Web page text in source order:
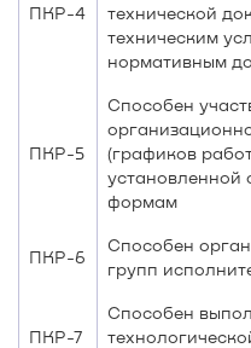
ПКР-4
технической
техническим
нормативным
ПКР-5
Способен
(графиков
установленной
формам
ПКР-6
Способен
групп
ПКР-7
Способен